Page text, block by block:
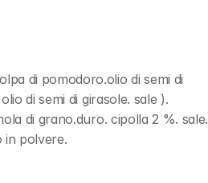
di pomodoro.olio di semi di
di semi di girasole. sale ).
di grano.duro. cipolla 2 %. sale.
in polvere.